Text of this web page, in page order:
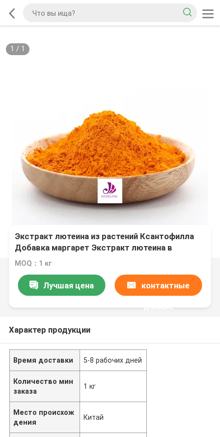
1 / 1
Экстракт лютеина из растений Ксантофилла
Добавка маргарет Экстракт лютеина в
порошке
MOQ：1 кг
Лучшая цена контактные
данные
Характер продукции
Время доставки 5-8 рабочих дней
Количество мин
заказа
1 кг
Место происхож
дения
Китай